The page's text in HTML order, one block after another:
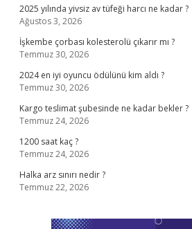
2025 yılında yivsiz av tüfeği harcı ne kadar ?
Ağustos 3, 2026
İşkembe çorbası kolesterolü çıkarır mı ?
Temmuz 30, 2026
2024 en iyi oyuncu ödülünü kim aldı ?
Temmuz 30, 2026
Kargo teslimat şubesinde ne kadar bekler ?
Temmuz 24, 2026
1200 saat kaç ?
Temmuz 24, 2026
Halka arz sınırı nedir ?
Temmuz 22, 2026